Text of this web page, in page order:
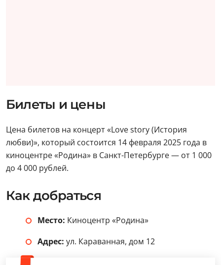
Билеты и цены
Цена билетов на концерт «Love story (История
любви)», который состоится 14 февраля 2025 года в
киноцентре «Родина» в Санкт-Петербурге — от 1 000
до 4 000 рублей.
Как добраться
Место: Киноцентр «Родина»
Адрес: ул. Караванная, дом 12